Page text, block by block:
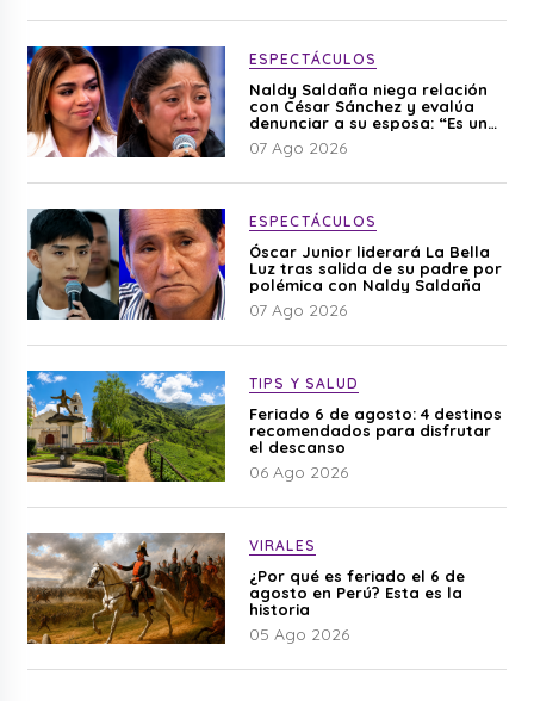
ESPECTÁCULOS
Naldy Saldaña niega relación
con César Sánchez y evalúa
denunciar a su esposa: “Es una
difamación”
07 Ago 2026
ESPECTÁCULOS
Óscar Junior liderará La Bella
Luz tras salida de su padre por
polémica con Naldy Saldaña
07 Ago 2026
TIPS Y SALUD
Feriado 6 de agosto: 4 destinos
recomendados para disfrutar
el descanso
06 Ago 2026
VIRALES
¿Por qué es feriado el 6 de
agosto en Perú? Esta es la
historia
05 Ago 2026